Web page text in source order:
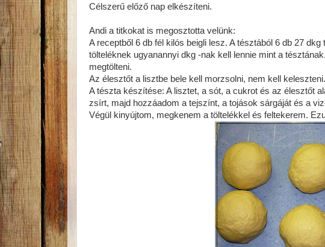
Célszerű előző nap elkészíteni.
Andi a titkokat is megosztotta velünk:
A receptből 6 db fél kilós beigli lesz. A tésztából 6 db 27
tölteléknek ugyanannyi dkg -nak kell lennie mint a
megtölteni.
Az élesztőt a lisztbe bele kell morzsolni, nem kell keleszteni.
A tészta készítése: A lisztet, a sót, a cukrot és az élesztőt
zsírt, majd hozzáadom a tejszínt, a tojások sárgáját és a
Végül kinyújtom, megkenem a töltelékkel és feltekerem.